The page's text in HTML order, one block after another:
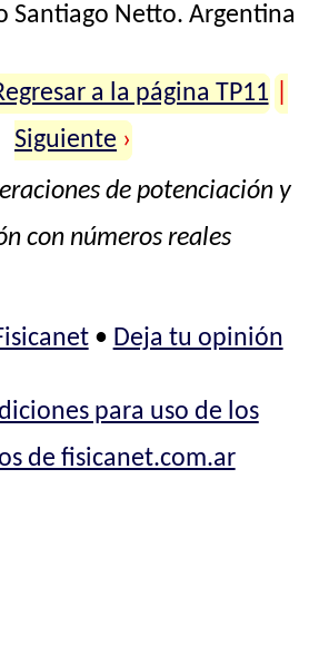
Santiago Netto. Argentina
a la página TP11
Siguiente ›
de potenciación y
con números reales
• Deja tu opinión
para uso de los
de fisicanet.com.ar